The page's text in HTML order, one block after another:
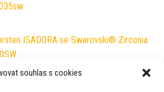
souhlas s cookies
ISADORA se Swarovski® Zirconia